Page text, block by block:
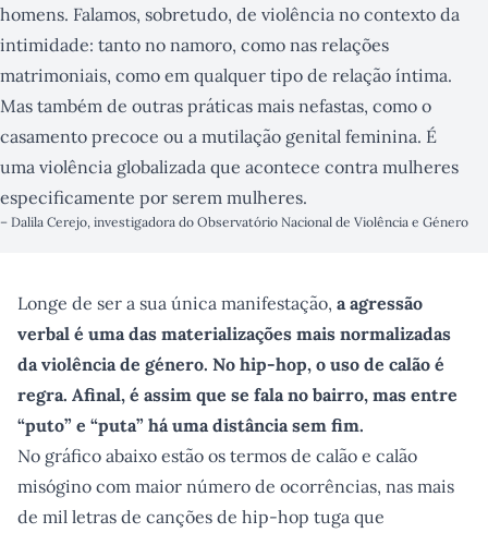
homens. Falamos, sobretudo, de violência no contexto da
intimidade: tanto no namoro, como nas relações
matrimoniais, como em qualquer tipo de relação íntima.
Mas também de outras práticas mais nefastas, como o
casamento precoce ou a mutilação genital feminina. É
uma violência globalizada que acontece contra mulheres
especificamente por serem mulheres.
– Dalila Cerejo, investigadora do Observatório Nacional de Violência e Género
Longe de ser a sua única manifestação, a agressão
verbal é uma das materializações mais normalizadas
da violência de género. No hip-hop, o uso de calão é
regra. Afinal, é assim que se fala no bairro, mas entre
“puto” e “puta” há uma distância sem fim.
No gráfico abaixo estão os termos de calão e calão
misógino com maior número de ocorrências, nas mais
de mil letras de canções de hip-hop tuga que